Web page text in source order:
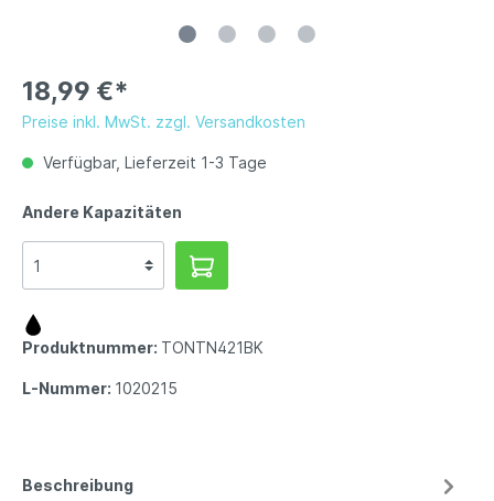
18,99 €*
Preise inkl. MwSt. zzgl. Versandkosten
Verfügbar, Lieferzeit 1-3 Tage
Andere Kapazitäten
Produktnummer: TONTN421BK
L-Nummer: 1020215
Beschreibung